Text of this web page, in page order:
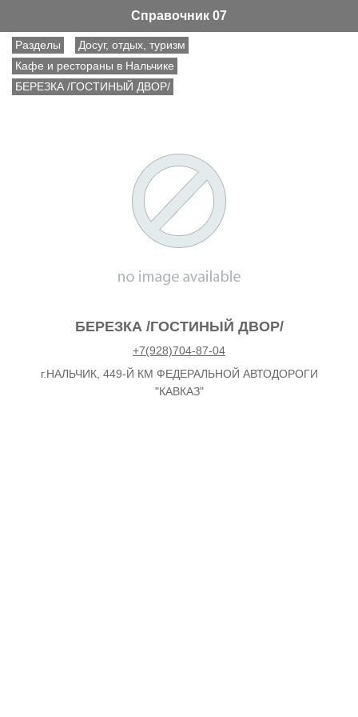
Справочник 07
Разделы
Досуг, отдых, туризм
Кафе и рестораны в Нальчике
БЕРЕЗКА /ГОСТИНЫЙ ДВОР/
БЕРЕЗКА /ГОСТИНЫЙ ДВОР/
+7(928)704-87-04
г.НАЛЬЧИК, 449-Й КМ ФЕДЕРАЛЬНОЙ АВТОДОРОГИ
"КАВКАЗ"